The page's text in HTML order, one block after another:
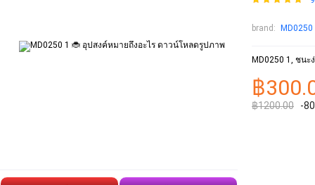
brand: MD0250
MD0250 1, ชนะ
฿
฿1200.00 -